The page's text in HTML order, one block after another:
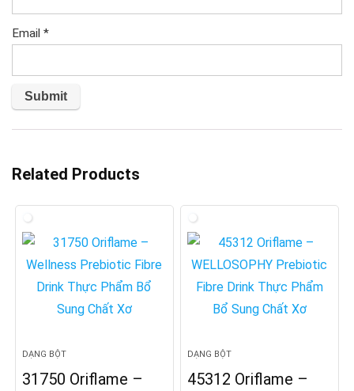
Email *
Related Products
DẠNG BỘT
31750 Oriflame –
DẠNG BỘT
45312 Oriflame –